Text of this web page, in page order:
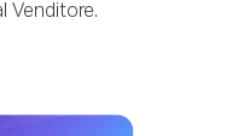
Venditore.